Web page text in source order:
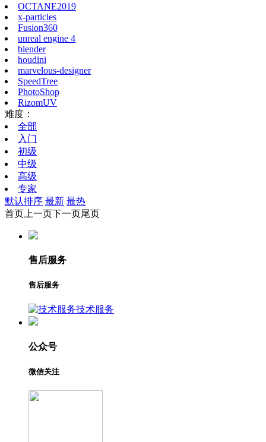
OCTANE2019
x-particles
Fusion360
unreal engine 4
blender
houdini
marvelous-designer
SpeedTree
PhotoShop
RizomUV
难度：
全部
入门
初级
中级
高级
专家
默认排序 最新 最热
首页 上一页下一页尾页
售后服务
售后服务
技术服务
公众号
微信关注